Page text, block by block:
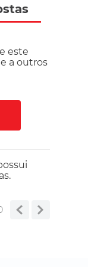
este
a outros